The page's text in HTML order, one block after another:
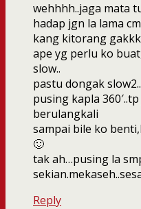
wehhhh..jaga mata
hadap jgn la lama
kang kitorang
ape yg perlu ko
slow..
pastu dongak slow2..
pusing kapla
berulangkali
sampai bile ko
🙂
tak ah…pusing la
Reply